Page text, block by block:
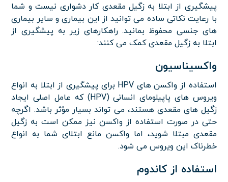
پیشگیری از ابتلا به زگیل مقعدی کار دشواری نیست و شما
با رعایت نکاتی ساده می توانید از این بیماری و سایر بیماری
های جنسی محفوظ بمانید. راهکارهای زیر به پیشگیری از
ابتلا به زگیل مقعدی کمک می کنند:
واکسیناسیون
استفاده از واکسن های HPV برای پیشگیری از ابتلا به انواع
ویروس های پاپیلومای انسانی (HPV) که عامل اصلی ایجاد
زگیل های مقعدی هستند، می تواند بسیار مؤثر باشد. اگرچه
حتی در صورت استفاده از واکسن نیز ممکن است به زگیل
مقعدی مبتلا شوید، اما واکسن مانع ابتلای شما به انواع
خطرناک این ویروس می شود.
استفاده از کاندوم